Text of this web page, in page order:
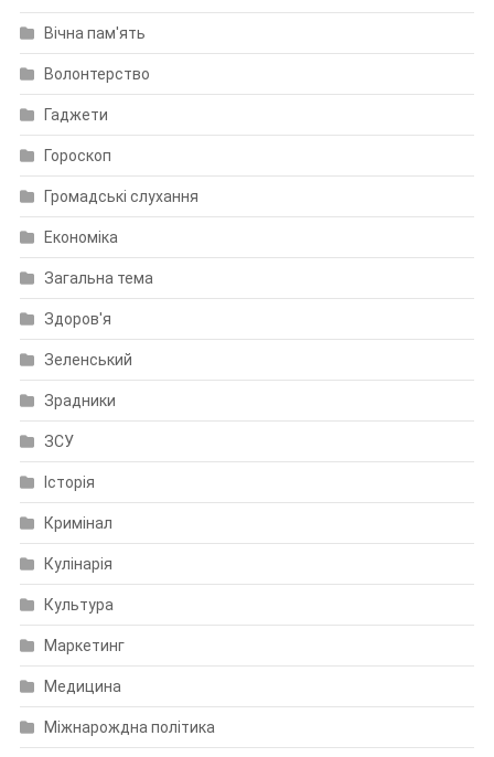
Вічна пам'ять
Волонтерство
Гаджети
Гороскоп
Громадські слухання
Економіка
Загальна тема
Здоров'я
Зеленський
Зрадники
ЗСУ
Історія
Кримінал
Кулінарія
Культура
Маркетинг
Медицина
Міжнарождна політика